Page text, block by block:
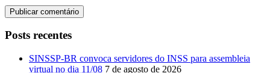
Posts recentes
SINSSP-BR convoca servidores do INSS para assembleia
virtual no dia 11/08 7 de agosto de 2026